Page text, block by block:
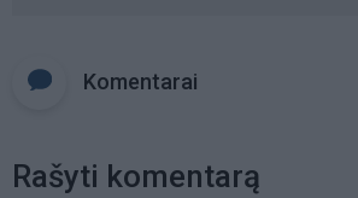
Komentarai
Rašyti komentarą